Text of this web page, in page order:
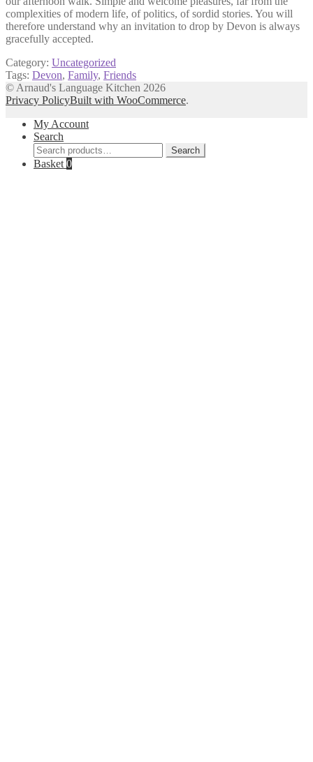
complexities of modern life, of politics, of sordid stories. You will
therefore understand why an invitation to drop by Devon is always
gracefully accepted.
Category: Uncategorized
Tags: Devon, Family, Friends
© Arnaud's Language Kitchen 2026
Privacy PolicyBuilt with WooCommerce.
My Account
Search
Search
for:
Search
Basket 0